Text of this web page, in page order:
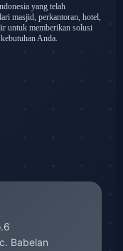
yang telah
masjid, perkantoran, hotel,
untuk memberikan solusi
Anda.
Babelan